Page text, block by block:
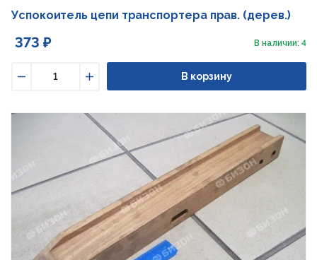
Успокоитель цепи транспортера прав. (дерев.)
373 ₽ В наличии: 4
Увеличить
В корзину